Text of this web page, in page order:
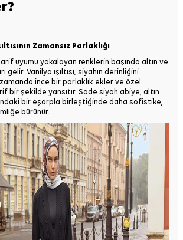
Zamansız Parlaklığı
uyumu yakalayan renklerin başında altın ve
gelir. Vanilya ışıltısı, siyahın derinliğini
ince bir parlaklık ekler ve özel
bir şekilde yansıtır. Sade siyah abiye, altın
bir eşarpla birleştiğinde daha sofistike,
bürünür.